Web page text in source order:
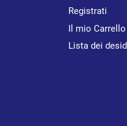
Registrati
Il mio Carrello
Lista dei